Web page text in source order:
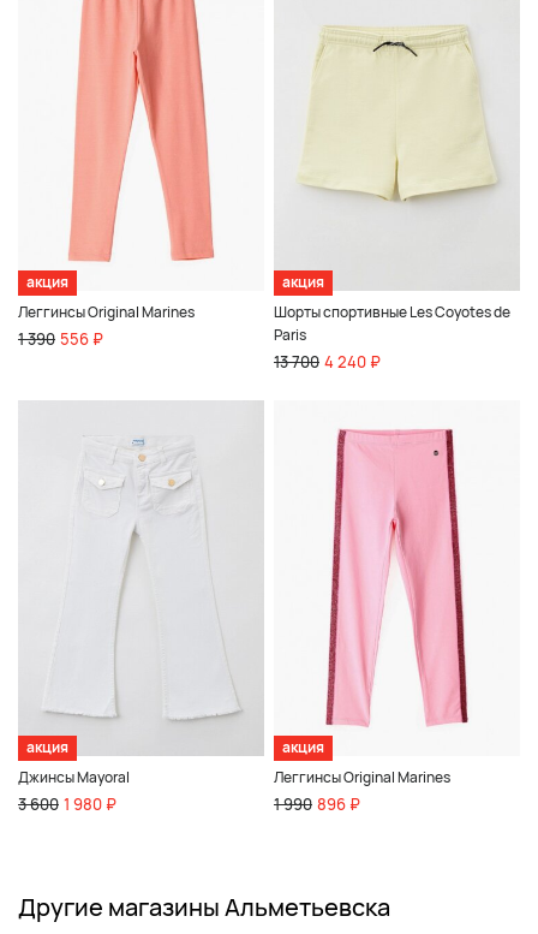
акция
Леггинсы Original Marines
1 390 556 ₽
акция
Шорты спортивные Les Coyotes de
Paris
13 700 4 240 ₽
акция
Джинсы Mayoral
3 600 1 980 ₽
акция
Леггинсы Original Marines
1 990 896 ₽
Другие магазины Альметьевска